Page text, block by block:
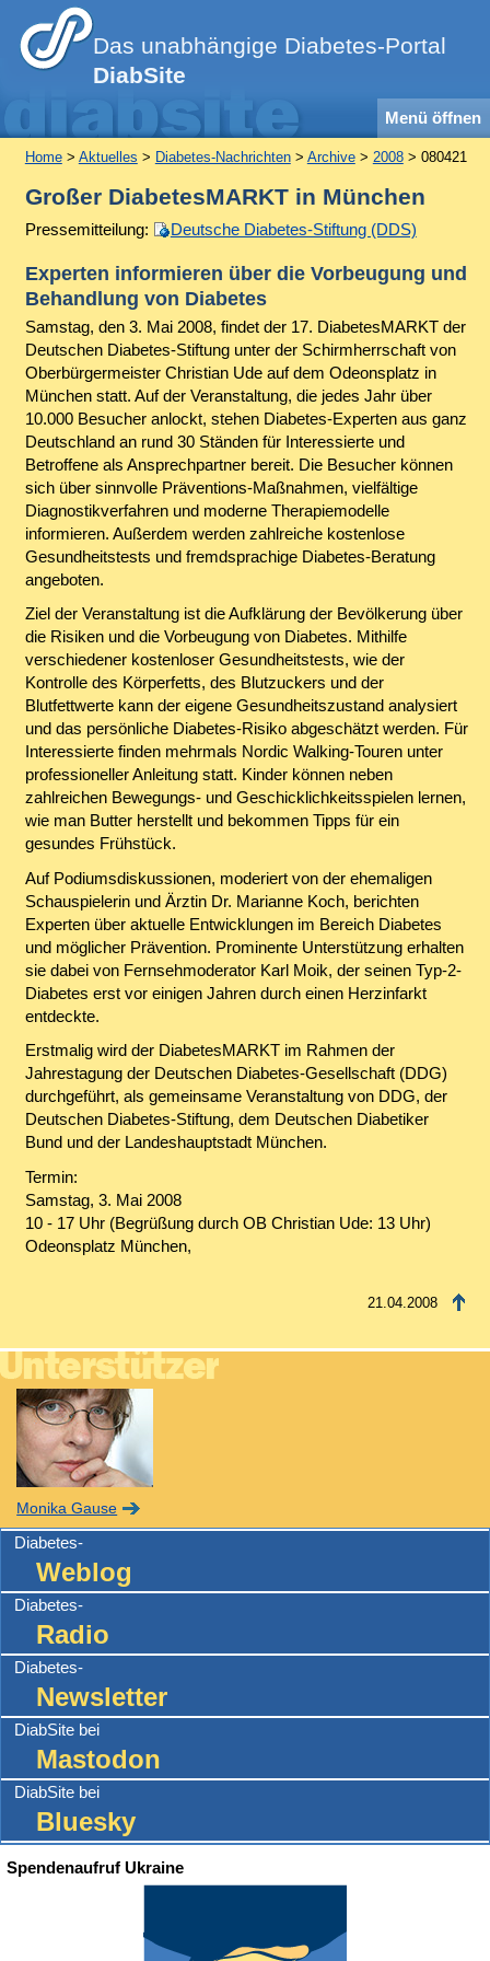
Das unabhängige Diabetes-Portal
DiabSite
Menü öffnen
Home> Aktuelles > Diabetes-Nachrichten> Archive> 2008> 080421
Großer DiabetesMARKT in München
Pressemitteilung: Deutsche Diabetes-Stiftung (DDS)
Experten informieren über die Vorbeugung und
Behandlung von Diabetes
Samstag, den 3. Mai 2008, findet der 17. DiabetesMARKT der
Deutschen Diabetes-Stiftung unter der Schirmherrschaft von
Oberbürgermeister Christian Ude auf dem Odeonsplatz in
München statt. Auf der Veranstaltung, die jedes Jahr über
10.000 Besucher anlockt, stehen Diabetes-Experten aus ganz
Deutschland an rund 30 Ständen für Interessierte und
Betroffene als Ansprechpartner bereit. Die Besucher können
sich über sinnvolle Präventions-Maßnahmen, vielfältige
Diagnostikverfahren und moderne Therapiemodelle
informieren. Außerdem werden zahlreiche kostenlose
Gesundheitstests und fremdsprachige Diabetes-Beratung
angeboten.
Ziel der Veranstaltung ist die Aufklärung der Bevölkerung über
die Risiken und die Vorbeugung von Diabetes. Mithilfe
verschiedener kostenloser Gesundheitstests, wie der
Kontrolle des Körperfetts, des Blutzuckers und der
Blutfettwerte kann der eigene Gesundheitszustand analysiert
und das persönliche Diabetes-Risiko abgeschätzt werden. Für
Interessierte finden mehrmals Nordic Walking-Touren unter
professioneller Anleitung statt. Kinder können neben
zahlreichen Bewegungs- und Geschicklichkeitsspielen lernen,
wie man Butter herstellt und bekommen Tipps für ein
gesundes Frühstück.
Auf Podiumsdiskussionen, moderiert von der ehemaligen
Schauspielerin und Ärztin Dr. Marianne Koch, berichten
Experten über aktuelle Entwicklungen im Bereich Diabetes
und möglicher Prävention. Prominente Unterstützung erhalten
sie dabei von Fernsehmoderator Karl Moik, der seinen Typ-2-
Diabetes erst vor einigen Jahren durch einen Herzinfarkt
entdeckte.
Erstmalig wird der DiabetesMARKT im Rahmen der
Jahrestagung der Deutschen Diabetes-Gesellschaft (DDG)
durchgeführt, als gemeinsame Veranstaltung von DDG, der
Deutschen Diabetes-Stiftung, dem Deutschen Diabetiker
Bund und der Landeshauptstadt München.
Termin:
Samstag, 3. Mai 2008
10 - 17 Uhr (Begrüßung durch OB Christian Ude: 13 Uhr)
Odeonsplatz München,
21.04.2008
Monika Gause
Diabetes-
Weblog
Diabetes-
Radio
Diabetes-
Newsletter
DiabSite bei
Mastodon
DiabSite bei
Bluesky
Spendenaufruf Ukraine